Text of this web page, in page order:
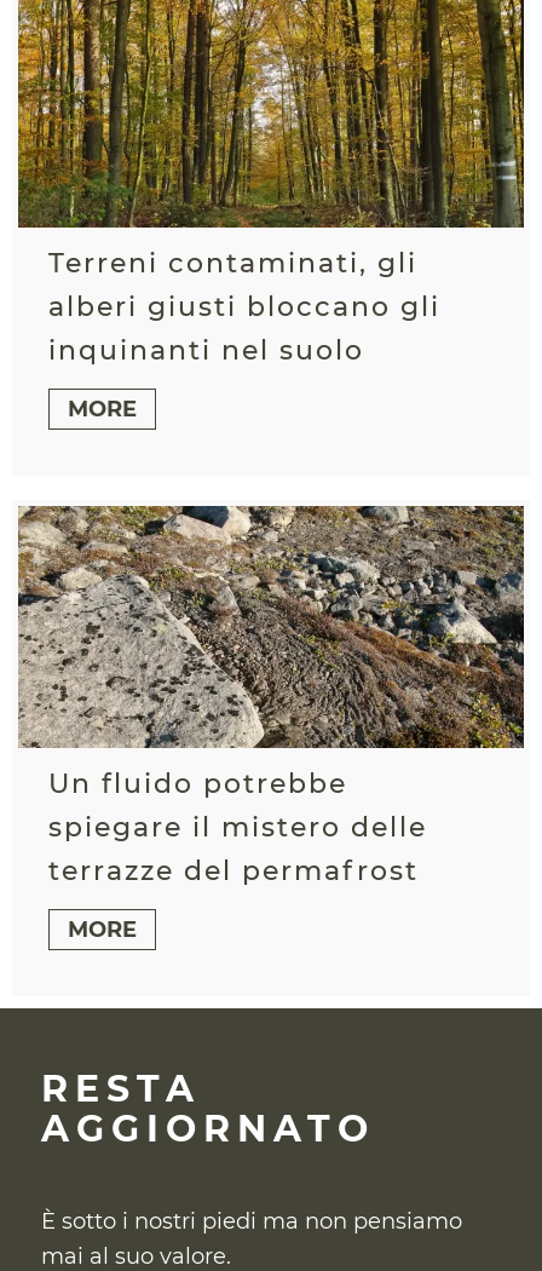
Terreni contaminati, gli
alberi giusti bloccano gli
inquinanti nel suolo
MORE
Un fluido potrebbe
spiegare il mistero delle
terrazze del permafrost
MORE
RESTA
AGGIORNATO
È sotto i nostri piedi ma non pensiamo
mai al suo valore.